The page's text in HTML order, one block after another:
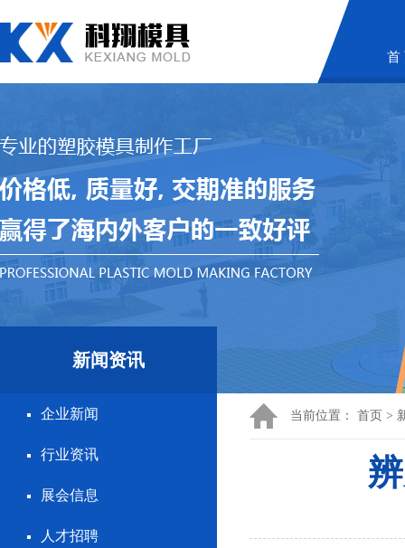
首
新闻资讯
企业新闻
行业资讯
展会信息
人才招聘
当前位置： 首页 >